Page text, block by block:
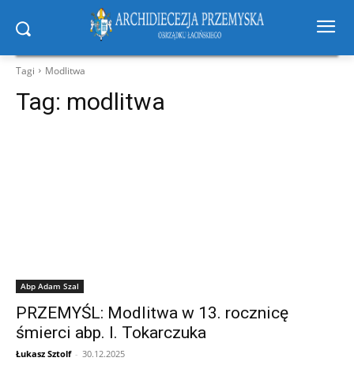
Tagi Modlitwa
Tag: modlitwa
Abp Adam Szal
PRZEMYŚL: Modlitwa w 13. rocznicę
śmierci abp. I. Tokarczuka
Łukasz Sztolf - 30.12.2025